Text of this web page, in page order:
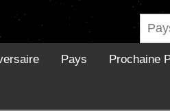
Pays Prochaine